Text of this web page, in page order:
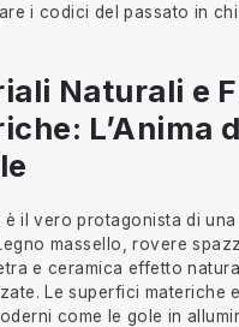
i codici del passato in
Naturali e
L’Anima
è il vero protagonista di
massello, rovere
e ceramica effetto
Le superfici materiche
come le gole in